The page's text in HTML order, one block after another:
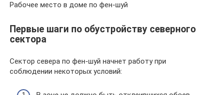
Рабочее место в доме по фен-шуй
Первые шаги по обустройству северного
сектора
Сектор севера по фен-шуй начнет работу при
соблюдении некоторых условий: